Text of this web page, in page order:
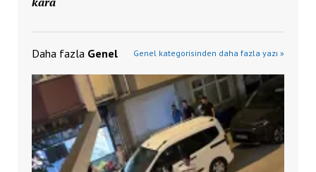
Daha fazla Genel Genel kategorisinden daha fazla yazı »